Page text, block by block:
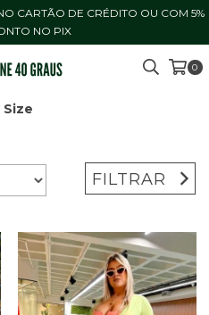
CARTÃO DE CRÉDITO OU COM 5%
NO PIX
0
Size
FILTRAR